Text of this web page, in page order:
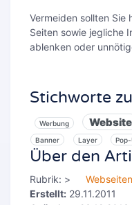
Vermeiden sollten Sie
Seiten sowie jegliche
ablenken oder
Stichworte
Werbung Website
Banner Layer
Über den
Rubrik: >
Erstellt: 29.11.2011